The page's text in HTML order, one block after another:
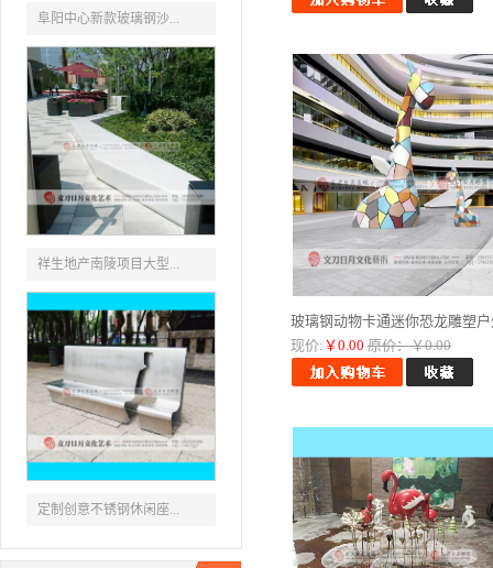
阜阳中心新款玻璃钢沙...
祥生地产南陵项目大型...
定制创意不锈钢休闲座...
玻璃钢动物卡通迷你恐龙雕塑户
现价: ￥0.00 原价：￥0.00